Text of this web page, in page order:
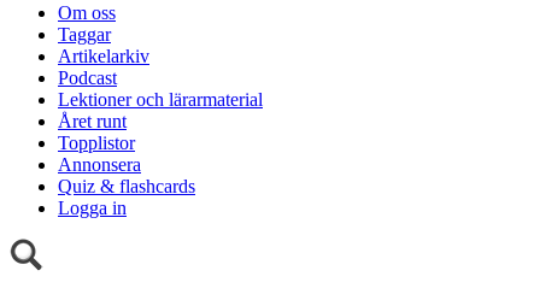
Om oss
Taggar
Artikelarkiv
Podcast
Lektioner och lärarmaterial
Året runt
Topplistor
Annonsera
Quiz & flashcards
Logga in